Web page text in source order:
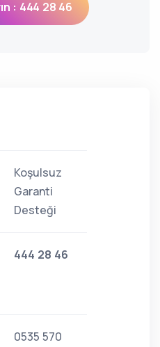
: 444 28 46
Koşulsuz
Garanti
Desteği
444 28 46
0535 570